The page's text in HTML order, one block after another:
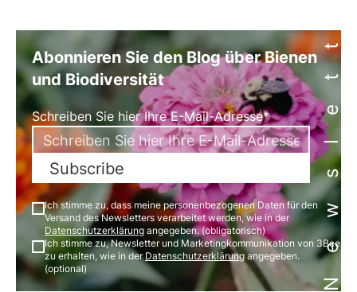
Newsletter
Abonnieren Sie den Blog über Bienen
und Biodiversität
Schreiben Sie hier Ihre E-Mail-Adresse*
Subscribe
Ich stimme zu, dass meine personenbezogenen Daten für den
Versand des Newsletters verarbeitet werden, wie in der
Datenschutzerklärung angegeben. (obligatorisch)
Ich stimme zu, Newsletter und Marketingkommunikation von 3Bee
zu erhalten, wie in derDatenschutzerklärungangegeben.
(optional)